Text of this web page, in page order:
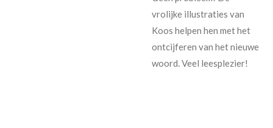
vrolijke illustraties van
Koos helpen hen met het
ontcijferen van het nieuwe
woord. Veel leesplezier!